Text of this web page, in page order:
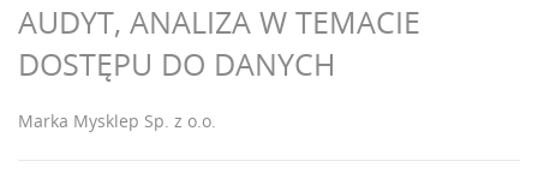
AUDYT, ANALIZA W TEMACIE
DOSTĘPU DO DANYCH
Marka Mysklep Sp. z o.o.